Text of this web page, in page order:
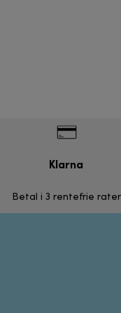
Klarna
Betal i 3 rentefrie rater